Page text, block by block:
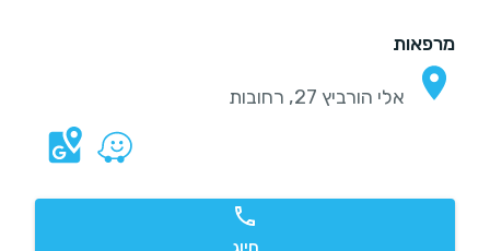
מרפאות
אלי הורביץ 27, רחובות